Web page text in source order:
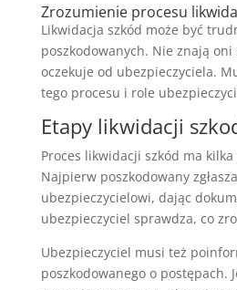
Zrozumienie procesu
Likwidacja szkód może być
poszkodowanych. Nie znają
oczekuje od ubezpieczyciela.
tego procesu i role
Etapy likwidacji
Proces likwidacji szkód ma
Najpierw poszkodowany
ubezpieczycielowi, dając
ubezpieczyciel sprawdza, co
Ubezpieczyciel musi też
poszkodowanego o postępach.